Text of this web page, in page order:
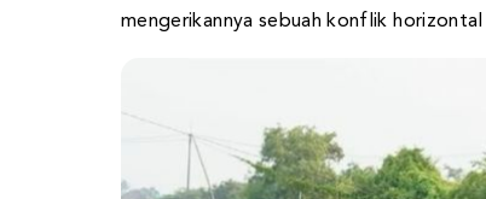
mengerikannya sebuah konflik